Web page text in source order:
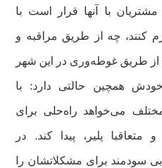
با آنها قرار است با
کنند، چه از طریق مراقبه و
طریق غوطه‌وری در این شهر
همچین حالتی دارد: با
می‌خواهد راه‌حلی برای
پلیر، پیدا کند. در
سودمند برای مشکلاتشان را